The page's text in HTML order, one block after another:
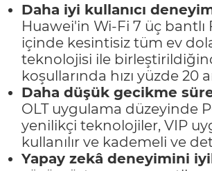
Daha iyi kullanıcı
Huawei'in Wi-Fi 7 üç bantlı
içinde kesintisiz tüm ev
teknolojisi ile
koşullarında hızı yüzde 20
Daha düşük gecikme
OLT uygulama düzeyinde
yenilikçi teknolojiler, VIP
kullanılır ve kademeli ve
Yapay zekâ deneyimini